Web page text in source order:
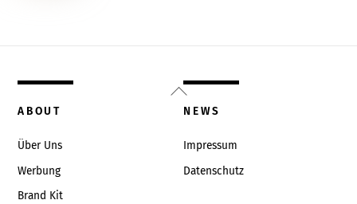
Back
To
ABOUT
Über Uns
Werbung
Brand Kit
NEWS
Impressum
Datenschutz